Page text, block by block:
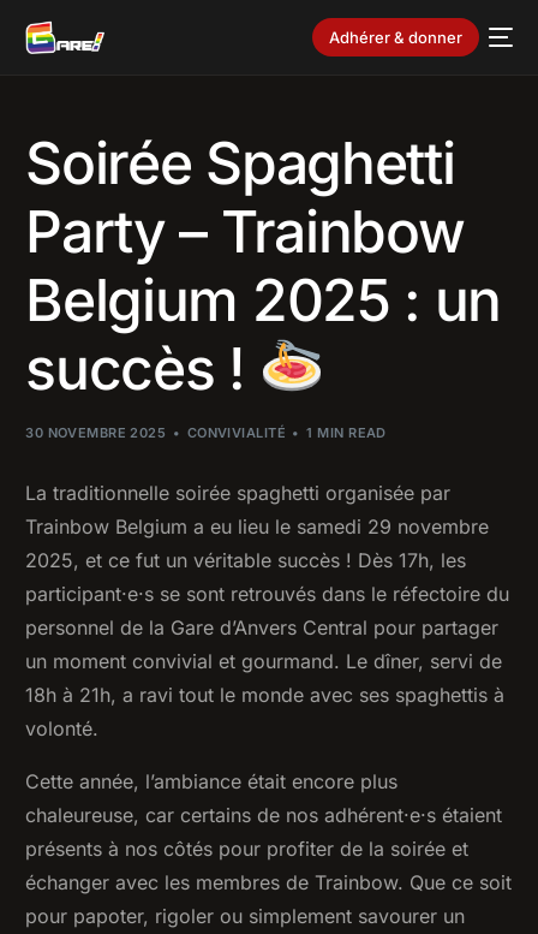
Adhérer & donner
Soirée Spaghetti
Party – Trainbow
Belgium 2025 : un
succès !
30 NOVEMBRE 2025 CONVIVIALITÉ 1 MIN READ
La traditionnelle soirée spaghetti organisée par
Trainbow Belgium a eu lieu le samedi 29 novembre
2025, et ce fut un véritable succès ! Dès 17h, les
participant·e·s se sont retrouvés dans le réfectoire du
personnel de la Gare d’Anvers Central pour partager
un moment convivial et gourmand. Le dîner, servi de
18h à 21h, a ravi tout le monde avec ses spaghettis à
volonté.
Cette année, l’ambiance était encore plus
chaleureuse, car certains de nos adhérent·e·s étaient
présents à nos côtés pour profiter de la soirée et
échanger avec les membres de Trainbow. Que ce soit
pour papoter, rigoler ou simplement savourer un